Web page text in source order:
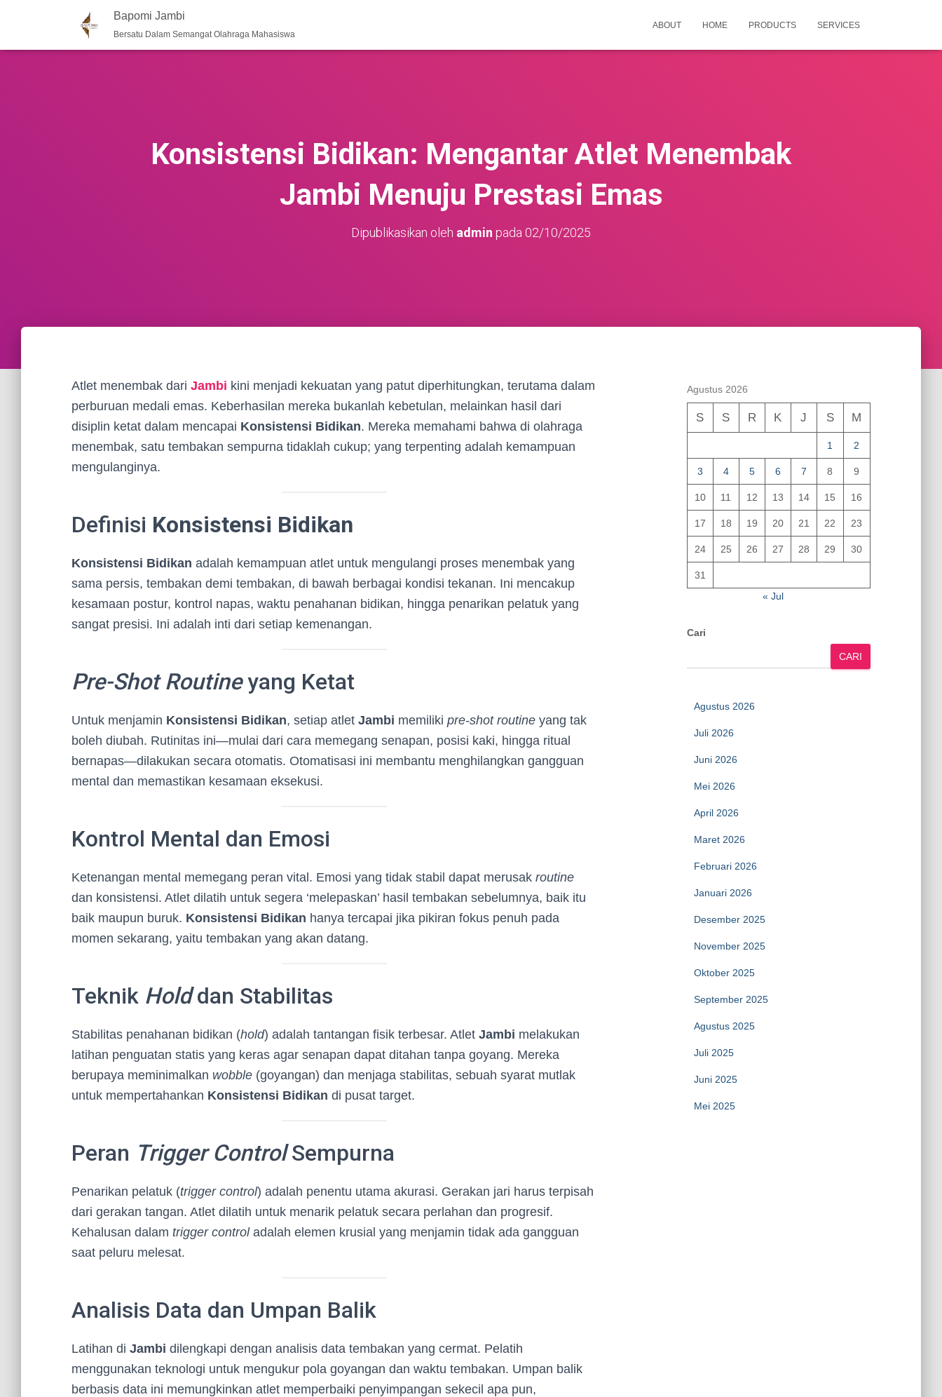
Bapomi Jambi
Bersatu Dalam Semangat Olahraga Mahasiswa
ABOUT HOME PRODUCTS SERVICES
Konsistensi Bidikan: Mengantar Atlet Menembak
Jambi Menuju Prestasi Emas
Dipublikasikan oleh admin pada 02/10/2025
Atlet menembak dari Jambi kini menjadi kekuatan yang patut diperhitungkan, terutama dalam
perburuan medali emas. Keberhasilan mereka bukanlah kebetulan, melainkan hasil dari
disiplin ketat dalam mencapai Konsistensi Bidikan. Mereka memahami bahwa di olahraga
menembak, satu tembakan sempurna tidaklah cukup; yang terpenting adalah kemampuan
mengulanginya.
Definisi Konsistensi Bidikan
Konsistensi Bidikan adalah kemampuan atlet untuk mengulangi proses menembak yang
sama persis, tembakan demi tembakan, di bawah berbagai kondisi tekanan. Ini mencakup
kesamaan postur, kontrol napas, waktu penahanan bidikan, hingga penarikan pelatuk yang
sangat presisi. Ini adalah inti dari setiap kemenangan.
Pre-Shot Routineyang Ketat
Untuk menjamin Konsistensi Bidikan, setiap atlet Jambi memiliki pre-shot routine yang tak
boleh diubah. Rutinitas ini—mulai dari cara memegang senapan, posisi kaki, hingga ritual
bernapas—dilakukan secara otomatis. Otomatisasi ini membantu menghilangkan gangguan
mental dan memastikan kesamaan eksekusi.
Kontrol Mental dan Emosi
Ketenangan mental memegang peran vital. Emosi yang tidak stabil dapat merusak routine
dan konsistensi. Atlet dilatih untuk segera ‘melepaskan’ hasil tembakan sebelumnya, baik itu
baik maupun buruk. Konsistensi Bidikan hanya tercapai jika pikiran fokus penuh pada
momen sekarang, yaitu tembakan yang akan datang.
Teknik Holddan Stabilitas
Stabilitas penahanan bidikan (hold) adalah tantangan fisik terbesar. Atlet Jambi melakukan
latihan penguatan statis yang keras agar senapan dapat ditahan tanpa goyang. Mereka
berupaya meminimalkan wobble (goyangan) dan menjaga stabilitas, sebuah syarat mutlak
untuk mempertahankan Konsistensi Bidikan di pusat target.
Peran Trigger ControlSempurna
Penarikan pelatuk (trigger control) adalah penentu utama akurasi. Gerakan jari harus terpisah
dari gerakan tangan. Atlet dilatih untuk menarik pelatuk secara perlahan dan progresif.
Kehalusan dalam trigger controladalah elemen krusial yang menjamin tidak ada gangguan
saat peluru melesat.
Analisis Data dan Umpan Balik
Latihan di Jambi dilengkapi dengan analisis data tembakan yang cermat. Pelatih
menggunakan teknologi untuk mengukur pola goyangan dan waktu tembakan. Umpan balik
berbasis data ini memungkinkan atlet memperbaiki penyimpangan sekecil apa pun,
Agustus 2026
S S R K J S M
1 2
3 4 5 6 7 8 9
10 11 12 13 14 15 16
17 18 19 20 21 22 23
24 25 26 27 28 29 30
31
« Jul
Cari
CARI
Agustus 2026
Juli 2026
Juni 2026
Mei 2026
April 2026
Maret 2026
Februari 2026
Januari 2026
Desember 2025
November 2025
Oktober 2025
September 2025
Agustus 2025
Juli 2025
Juni 2025
Mei 2025